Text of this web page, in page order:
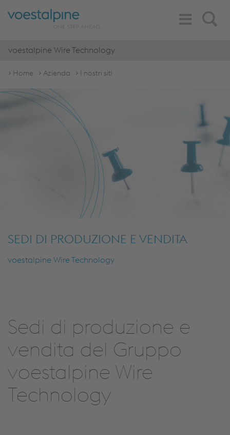
Search
Toggle
Navigation
voestalpine Wire Technology
Home Azienda I nostri siti
SEDI DI PRODUZIONE E VENDITA
voestalpine Wire Technology
Sedi di produzione e
vendita del Gruppo
voestalpine Wire
Technology